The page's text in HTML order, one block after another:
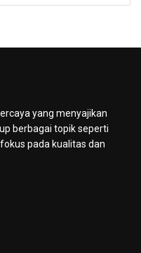
yang menyajikan
berbagai topik seperti
pada kualitas dan